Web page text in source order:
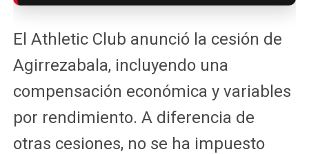
El Athletic Club anunció la cesión de
Agirrezabala, incluyendo una
compensación económica y variables
por rendimiento. A diferencia de
otras cesiones, no se ha impuesto